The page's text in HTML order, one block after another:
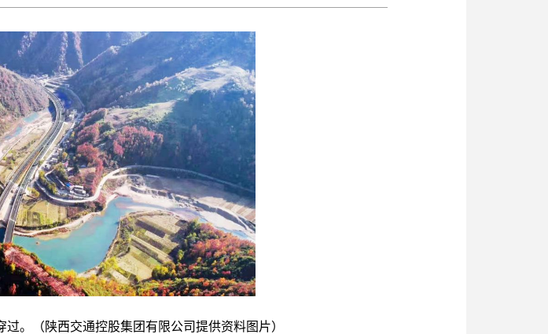
。（陕西交通控股集团有限公司提供资料图片）